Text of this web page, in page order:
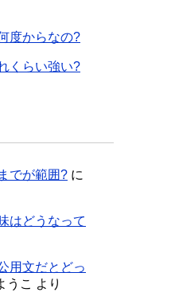
度からなの?
くらい強い?
でが範囲? に
はどうなって
用文だとどっ
うこ より